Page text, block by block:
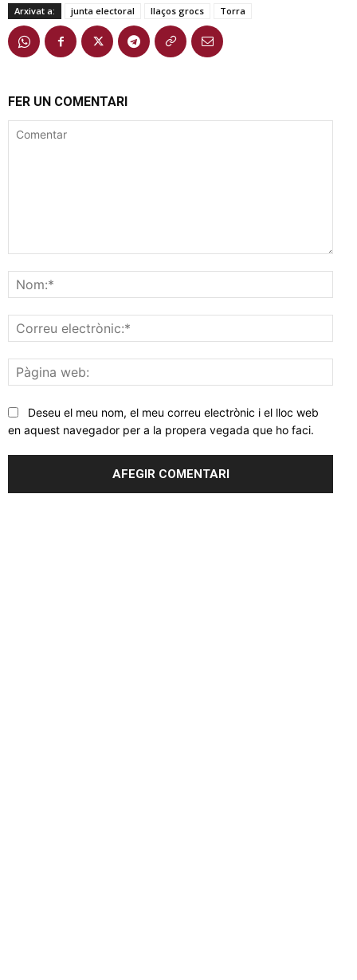
Arxivat a: junta electoral llaços grocs Torra
FER UN COMENTARI
web:
Deseu el meu nom, el meu correu electrònic i el lloc web
en aquest navegador per a la propera vegada que ho faci.